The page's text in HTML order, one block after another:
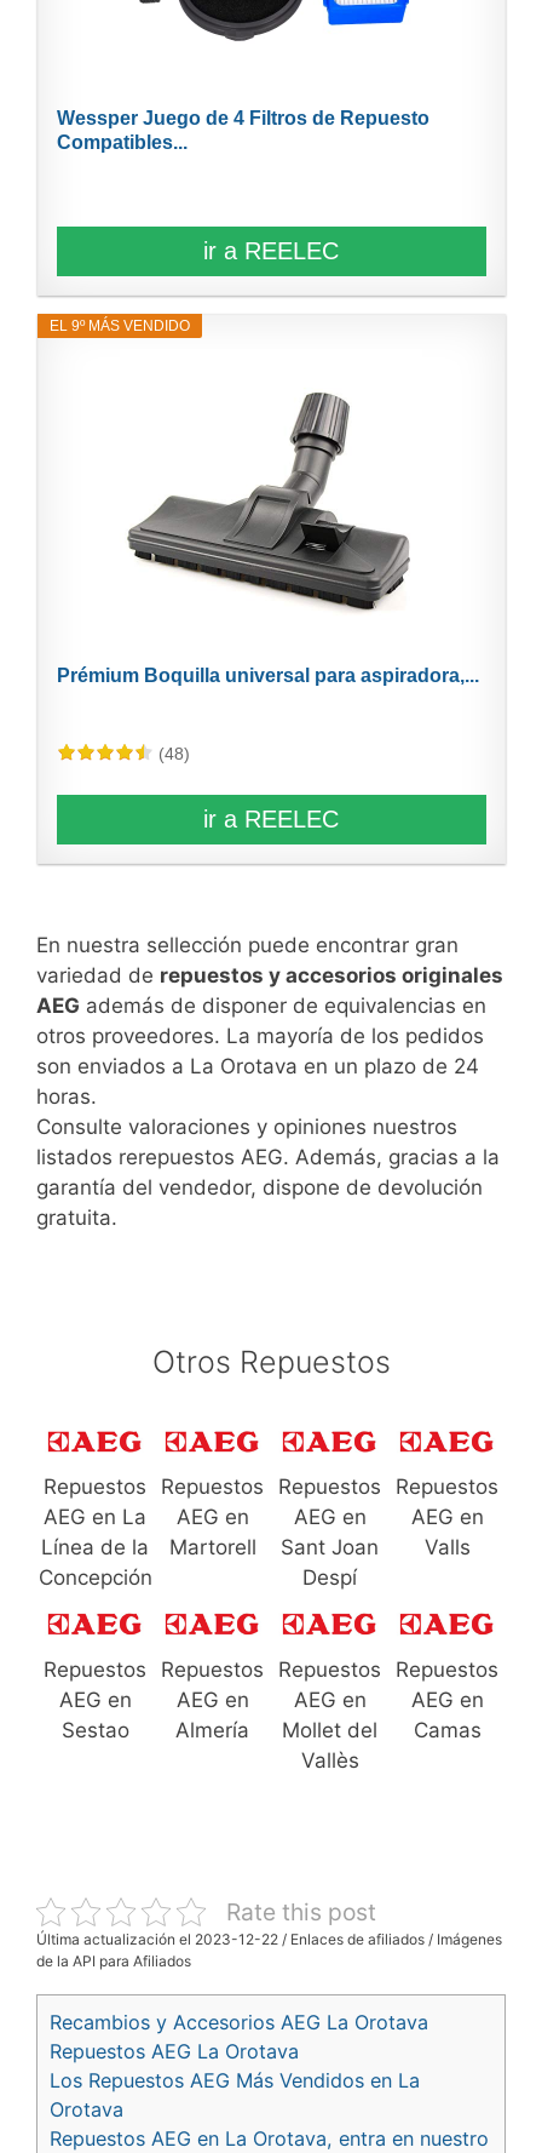
Wessper Juego de 4 Filtros de Repuesto
Compatibles...
ir a REELEC
EL 9º MÁS VENDIDO
Prémium Boquilla universal para aspiradora,...
(48)
ir a REELEC
En nuestra sellección puede encontrar gran
variedad de repuestos y accesorios originales
AEG además de disponer de equivalencias en
otros proveedores. La mayoría de los pedidos
son enviados a La Orotava en un plazo de 24
horas.
Consulte valoraciones y opiniones nuestros
listados rerepuestos AEG. Además, gracias a la
garantía del vendedor, dispone de devolución
gratuita.
Otros Repuestos
Repuestos
AEG en La
Línea de la
Concepción
Repuestos
AEG en
Martorell
Repuestos
AEG en
Sant Joan
Despí
Repuestos
AEG en
Valls
Repuestos
AEG en
Sestao
Repuestos
AEG en
Almería
Repuestos
AEG en
Mollet del
Vallès
Repuestos
AEG en
Camas
Rate this post
Última actualización el 2023-12-22 / Enlaces de afiliados / Imágenes
de la API para Afiliados
Recambios y Accesorios AEG La Orotava
Repuestos AEG La Orotava
Los Repuestos AEG Más Vendidos en La
Orotava
Repuestos AEG en La Orotava, entra en nuestro